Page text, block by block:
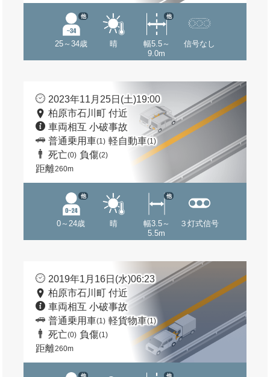
25～34歳
他
晴
幅5.5～
9.0m
他
信号なし
2023年11月25日(土)19:00
柏原市石川町 付近
車両相互 小破事故
普通乗用車(1) 軽自動車(1)
死亡(0) 負傷(2)
距離260m
0～24歳
他
晴
幅3.5～
5.5m
他
３灯式信号
2019年1月16日(水)06:23
柏原市石川町 付近
車両相互 小破事故
普通乗用車(1) 軽貨物車(1)
死亡(0) 負傷(1)
距離260m
他 他